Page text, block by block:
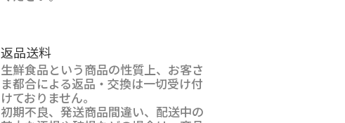
返品送料
生鮮食品という商品の性質上、お客さ
ま都合による返品・交換は一切受け付
けておりません。
初期不良、発送商品間違い、配送中の